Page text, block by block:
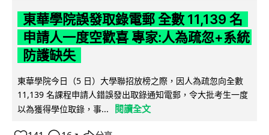
東華學院誤發取錄電郵 全數 11,139 名
申請人一度空歡喜 專家:人為疏忽+系統
防護缺失
東華學院今日（5 日）大學聯招放榜之際，因人為疏忽向全數
11,139 名課程申請人錯誤發出取錄通知電郵，令大批考生一度
以為獲得學位取錄，事...
閱讀全文